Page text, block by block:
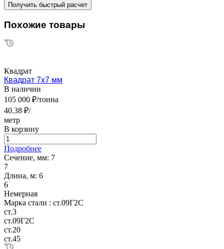
Похожие товары
Квадрат
Квадрат 7х7 мм
В наличии
105 000 ₽/тонна
40.38 ₽/
метр
В корзину
Подробнее
Сечение, мм: 7
7
Длина, м: 6
6
Немерная
Марка стали : ст.09Г2С
ст.3
ст.09Г2С
ст.20
ст.45